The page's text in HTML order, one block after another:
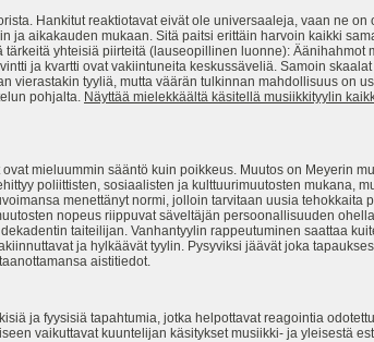
Hankitut reaktiotavat eivät ole universaaleja, vaan ne
ja aikakauden mukaan. Sitä paitsi erittäin harvoin kaikki
yhteisiä piirteitä (lauseopillinen luonne):
ja kvartti ovat vakiintuneita keskussäveliä. Samoin
vierastakin tyyliä, mutta väärän tulkinnan mahdollisuus on
pohjalta. Näyttää mielekkäältä käsitellä musiikkityylin
mieluummin sääntö kuin poikkeus. Muutos on Meyerin
poliittisten, sosiaalisten ja kulttuurimuutosten mukana,
menettänyt normi, jolloin tarvitaan uusia tehokkaita
nopeus riippuvat säveltäjän persoonallisuuden
taiteilijan. Vanhantyylin rappeutuminen saattaa
ja hylkäävät tyylin. Pysyviksi jäävät joka
aistitiedot.
ja fyysisiä tapahtumia, jotka helpottavat reagointia
vaikuttavat kuuntelijan käsitykset musiikki- ja yleisestä